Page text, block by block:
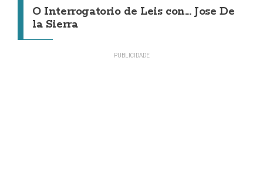
O Interrogatorio de Leis con... Jose De
la Sierra